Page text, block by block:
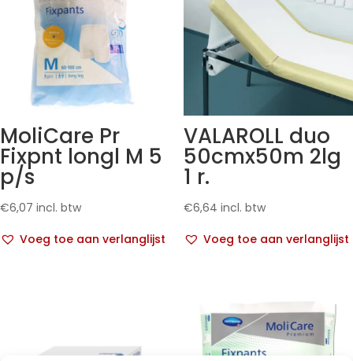
MoliCare Pr
Fixpnt longl M 5
p/s
€6,07 incl. btw
Voeg toe aan verlanglijst
VALAROLL duo
50cmx50m 2lg
1 r.
€6,64 incl. btw
Voeg toe aan verlanglijst